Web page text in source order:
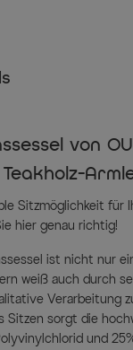
von
Sitzmöglichkeit für
hier genau richtig!
ist nicht nur
weiß auch durch
Verarbeitung
Sitzen sorgt die
und